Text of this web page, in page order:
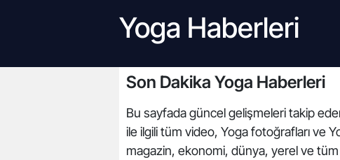
Yoga Haberleri
Son Dakika Yoga Haberleri
Bu sayfada güncel gelişmeleri takip
ile ilgili tüm video, Yoga fotoğrafları ve
magazin, ekonomi, dünya, yerel ve